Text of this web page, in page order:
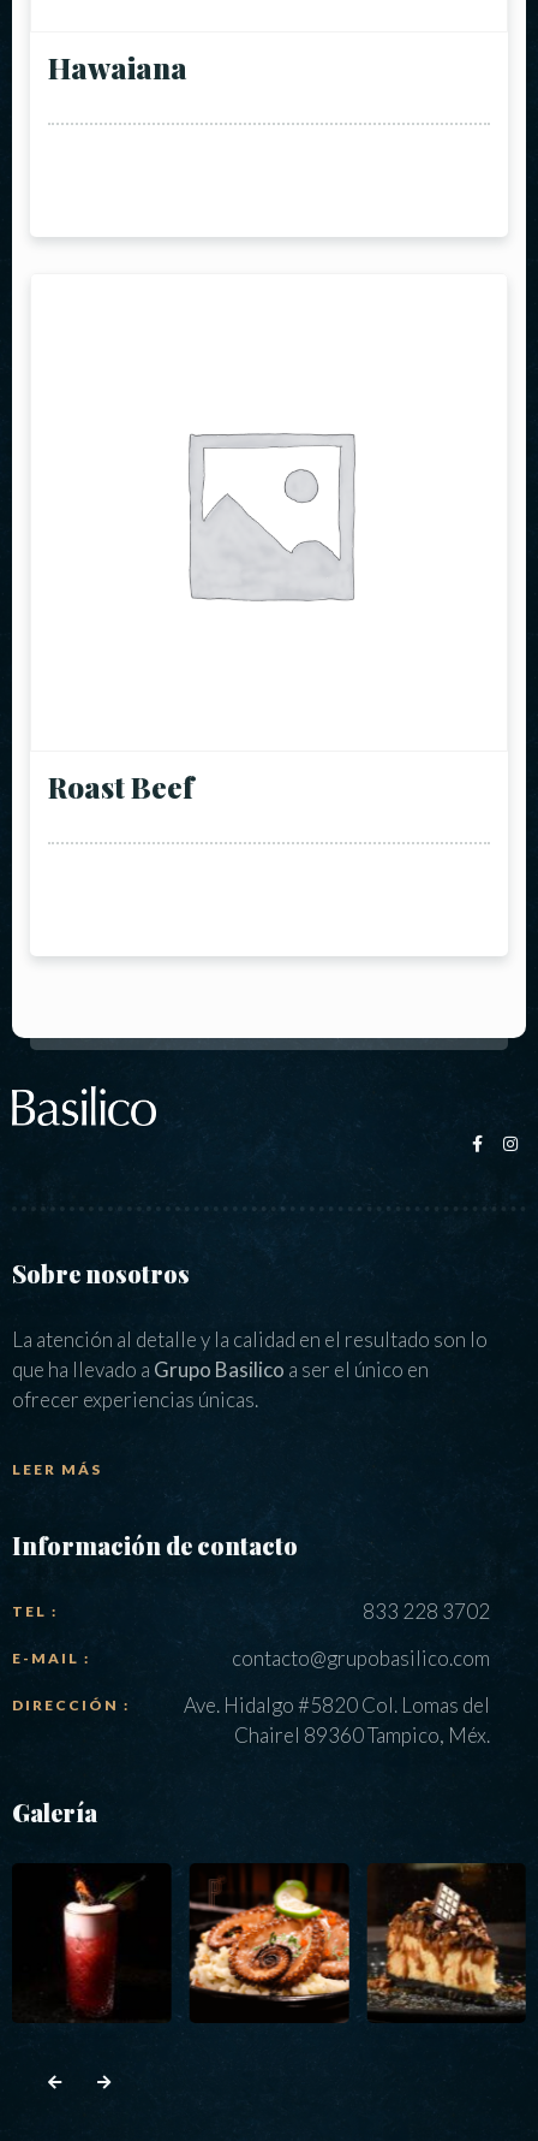
Hawaiana
Roast Beef
Sobre nosotros
La atención al detalle y la calidad en el resultado son lo
que ha llevado a Grupo Basilico a ser el único en
ofrecer experiencias únicas.
LEER MÁS
Información de contacto
TEL : 833 228 3702
E-MAIL : contacto@grupobasilico.com
DIRECCIÓN :
Ave. Hidalgo #5820 Col. Lomas del
Chairel 89360 Tampico, Méx.
Galería